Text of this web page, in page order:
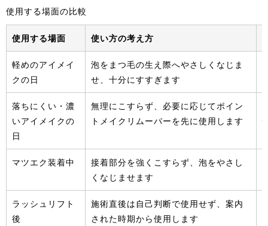
使用する場面の比較
使用する場面 使い方の考え方
軽めのアイメイ
クの日
泡をまつ毛の生え際へやさしくなじま
せ、十分にすすぎます
落ちにくい・濃
いアイメイクの
日
無理にこすらず、必要に応じてポイン
トメイクリムーバーを先に使用します
マツエク装着中
接着部分を強くこすらず、泡をやさし
くなじませます
ラッシュリフト
後
施術直後は自己判断で使用せず、案内
された時期から使用します